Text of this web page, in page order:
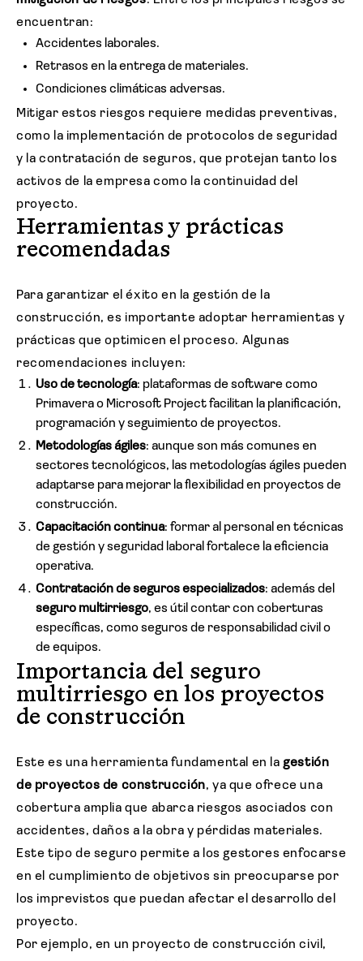
encuentran:
Accidentes laborales.
Retrasos en la entrega de materiales.
Condiciones climáticas adversas.
Mitigar estos riesgos requiere medidas preventivas,
como la implementación de protocolos de seguridad
y la contratación de seguros, que protejan tanto los
activos de la empresa como la continuidad del
proyecto.
Herramientas y prácticas
recomendadas
Para garantizar el éxito en la gestión de la
construcción, es importante adoptar herramientas y
prácticas que optimicen el proceso. Algunas
recomendaciones incluyen:
Uso de tecnología: plataformas de software como
Primavera o Microsoft Project facilitan la planificación,
programación y seguimiento de proyectos.
Metodologías ágiles: aunque son más comunes en
sectores tecnológicos, las metodologías ágiles pueden
adaptarse para mejorar la flexibilidad en proyectos de
construcción.
Capacitación continua: formar al personal en técnicas
de gestión y seguridad laboral fortalece la eficiencia
operativa.
Contratación de seguros especializados: además del
seguro multirriesgo, es útil contar con coberturas
específicas, como seguros de responsabilidad civil o
de equipos.
Importancia del seguro
multirriesgo en los proyectos
de construcción
Este es una herramienta fundamental en la gestión
de proyectos de construcción, ya que ofrece una
cobertura amplia que abarca riesgos asociados con
accidentes, daños a la obra y pérdidas materiales.
Este tipo de seguro permite a los gestores enfocarse
en el cumplimiento de objetivos sin preocuparse por
los imprevistos que puedan afectar el desarrollo del
proyecto.
Por ejemplo, en un proyecto de construcción civil,